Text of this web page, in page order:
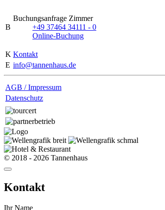
B
Buchungsanfrage Zimmer
+49 37464 34111 - 0
Online-Buchung
K Kontakt
E info@tannenhaus.de
AGB / Impressum
Datenschutz
© 2018 - 2026 Tannenhaus
Kontakt
Ihr Name